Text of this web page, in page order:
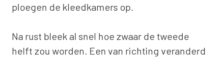
ploegen de kleedkamers op.
Na rust bleek al snel hoe zwaar de tweede
helft zou worden. Een van richting veranderd